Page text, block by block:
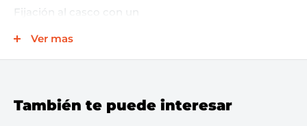
Fijación al casco con un
No conductivo
Ver mas
También te puede interesar